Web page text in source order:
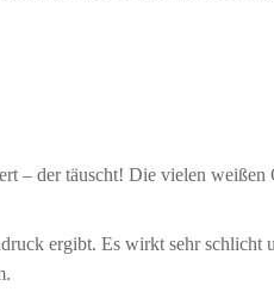
– der täuscht! Die vielen
ergibt. Es wirkt sehr